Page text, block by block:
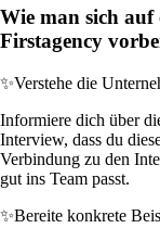
Wie man sich auf
Firstagency
✨Verstehe die
Informiere dich über
Interview, dass du
Verbindung zu den
gut ins Team passt.
✨Bereite konkrete